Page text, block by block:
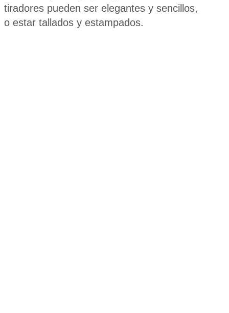
tiradores pueden ser elegantes y sencillos,
o estar tallados y estampados.